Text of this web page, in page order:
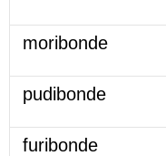
moribonde
pudibonde
furibonde